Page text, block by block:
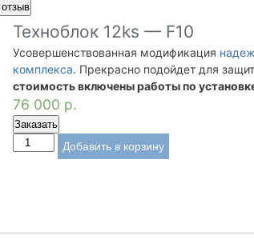
Техноблок 12ks — F10
Усовершенствованная модификация
комплекса. Прекрасно подойдет для
стоимость включены работы по
76 000 р.
Заказать
Добавить в корзину